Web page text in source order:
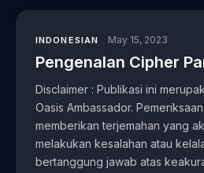
INDONESIAN May 15, 2023
Pengenalan Cipher
Disclaimer : Publikasi ini
Oasis Ambassador.
memberikan terjemahan yang
melakukan kesalahan atau
bertanggung jawab atas